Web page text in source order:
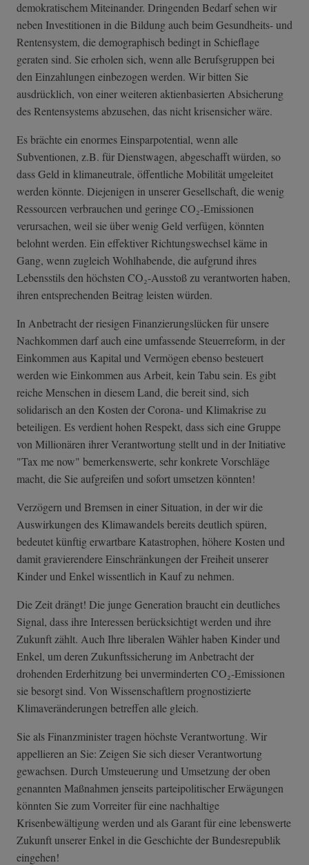
demokratischem Miteinander. Dringenden Bedarf sehen wir
neben Investitionen in die Bildung auch beim Gesundheits- und
Rentensystem, die demographisch bedingt in Schieflage
geraten sind. Sie erholen sich, wenn alle Berufsgruppen bei
den Einzahlungen einbezogen werden. Wir bitten Sie
ausdrücklich, von einer weiteren aktienbasierten Absicherung
des Rentensystems abzusehen, das nicht krisensicher wäre.
Es brächte ein enormes Einsparpotential, wenn alle
Subventionen, z.B. für Dienstwagen, abgeschafft würden, so
dass Geld in klimaneutrale, öffentliche Mobilität umgeleitet
werden könnte. Diejenigen in unserer Gesellschaft, die wenig
Ressourcen verbrauchen und geringe CO₂-Emissionen
verursachen, weil sie über wenig Geld verfügen, könnten
belohnt werden. Ein effektiver Richtungswechsel käme in
Gang, wenn zugleich Wohlhabende, die aufgrund ihres
Lebensstils den höchsten CO₂-Ausstoß zu verantworten haben,
ihren entsprechenden Beitrag leisten würden.
In Anbetracht der riesigen Finanzierungslücken für unsere
Nachkommen darf auch eine umfassende Steuerreform, in der
Einkommen aus Kapital und Vermögen ebenso besteuert
werden wie Einkommen aus Arbeit, kein Tabu sein. Es gibt
reiche Menschen in diesem Land, die bereit sind, sich
solidarisch an den Kosten der Corona- und Klimakrise zu
beteiligen. Es verdient hohen Respekt, dass sich eine Gruppe
von Millionären ihrer Verantwortung stellt und in der Initiative
"Tax me now" bemerkenswerte, sehr konkrete Vorschläge
macht, die Sie aufgreifen und sofort umsetzen könnten!
Verzögern und Bremsen in einer Situation, in der wir die
Auswirkungen des Klimawandels bereits deutlich spüren,
bedeutet künftig erwartbare Katastrophen, höhere Kosten und
damit gravierendere Einschränkungen der Freiheit unserer
Kinder und Enkel wissentlich in Kauf zu nehmen.
Die Zeit drängt! Die junge Generation braucht ein deutliches
Signal, dass ihre Interessen berücksichtigt werden und ihre
Zukunft zählt. Auch Ihre liberalen Wähler haben Kinder und
Enkel, um deren Zukunftssicherung im Anbetracht der
drohenden Erderhitzung bei unverminderten CO₂-Emissionen
sie besorgt sind. Von Wissenschaftlern prognostizierte
Klimaveränderungen betreffen alle gleich.
Sie als Finanzminister tragen höchste Verantwortung. Wir
appellieren an Sie: Zeigen Sie sich dieser Verantwortung
gewachsen. Durch Umsteuerung und Umsetzung der oben
genannten Maßnahmen jenseits parteipolitischer Erwägungen
könnten Sie zum Vorreiter für eine nachhaltige
Krisenbewältigung werden und als Garant für eine lebenswerte
Zukunft unserer Enkel in die Geschichte der Bundesrepublik
eingehen!